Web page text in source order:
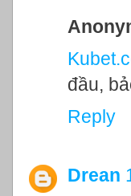
đầu,
Reply
Drean